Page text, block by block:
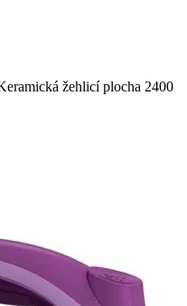
žehlicí plocha 2400